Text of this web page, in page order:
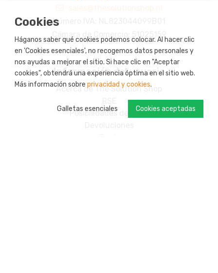
Cookies
Háganos saber qué cookies podemos colocar. Al hacer clic
en 'Cookies esenciales', no recogemos datos personales y
nos ayudas a mejorar el sitio. Si hace clic en "Aceptar
cookies", obtendrá una experiencia óptima en el sitio web.
Más información sobre privacidad y cookies.
Cookies aceptadas
Galletas esenciales
Número IVA: NL823044099B01
Información del usuario
Acerca de The Solution Shop
Posibilidades de pago